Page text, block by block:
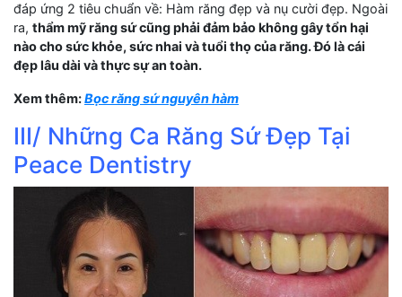
đáp ứng 2 tiêu chuẩn về: Hàm răng đẹp và nụ cười đẹp. Ngoài
ra, thẩm mỹ răng sứ cũng phải đảm bảo không gây tổn hại
nào cho sức khỏe, sức nhai và tuổi thọ của răng. Đó là cái
đẹp lâu dài và thực sự an toàn.
Xem thêm:Bọc răng sứ nguyên hàm
III/ Những Ca Răng Sứ Đẹp Tại
Peace Dentistry